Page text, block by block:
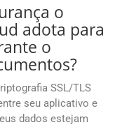
o
adota para
o
SSL/TLS
seu aplicativo e
dados estejam